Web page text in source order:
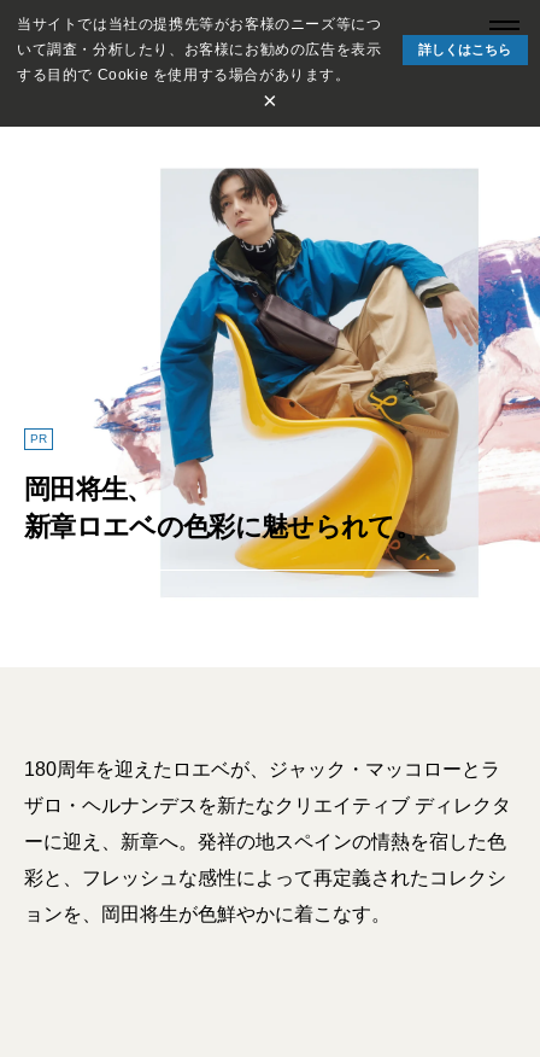
当サイトでは当社の提携先等がお客様のニーズ等につ
いて調査・分析したり、お客様にお勧めの広告を表示
する目的で Cookie を使用する場合があります。
詳しくはこちら
×
PR
岡田将生、
新章ロエベの色彩に魅せられて。
180周年を迎えたロエベが、ジャック・マッコローとラ
ザロ・ヘルナンデスを新たなクリエイティブ ディレクタ
ーに迎え、新章へ。発祥の地スペインの情熱を宿した色
彩と、フレッシュな感性によって再定義されたコレクシ
ョンを、岡田将生が色鮮やかに着こなす。